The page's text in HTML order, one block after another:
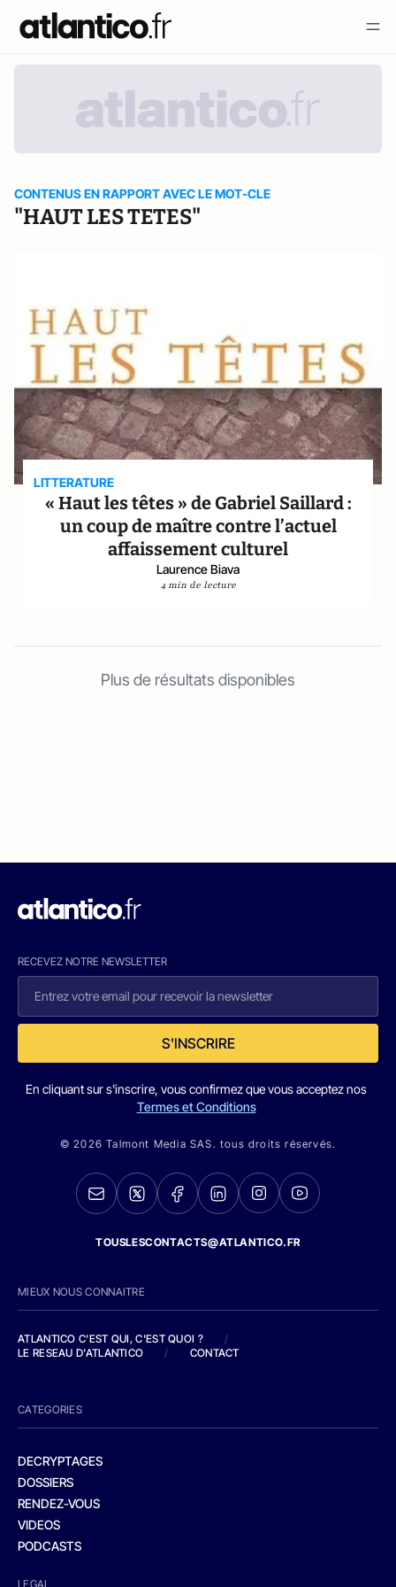
CONTENUS EN RAPPORT AVEC LE MOT-CLE
"HAUT LES TETES"
LITTERATURE
« Haut les têtes » de Gabriel Saillard :
un coup de maître contre l’actuel
affaissement culturel
Laurence Biava
4 min de lecture
Plus de résultats disponibles
RECEVEZ NOTRE NEWSLETTER
S'INSCRIRE
En cliquant sur s'inscrire, vous confirmez que vous acceptez nos
Termes et Conditions
© 2026 Talmont Media SAS. tous droits réservés.
TOUSLESCONTACTS@ATLANTICO.FR
MIEUX NOUS CONNAITRE
ATLANTICO C'EST QUI, C'EST QUOI ?
/
LE RESEAU D'ATLANTICO
/ CONTACT
CATEGORIES
DECRYPTAGES
DOSSIERS
RENDEZ-VOUS
VIDEOS
PODCASTS
LEGAL